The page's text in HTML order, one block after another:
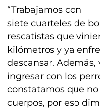
“Trabajamos con
siete cuarteles de
rescatistas que
kilómetros y ya
descansar. Además,
ingresar con los
constatamos que
cuerpos, por eso